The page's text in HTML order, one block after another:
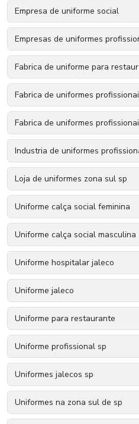
Empresa de uniforme social
Empresas de uniformes
Fabrica de uniforme para
Fabrica de uniformes
Fabrica de uniformes
Industria de uniformes
Loja de uniformes zona sul sp
Uniforme calça social feminina
Uniforme calça social masculina
Uniforme hospitalar jaleco
Uniforme jaleco
Uniforme para restaurante
Uniforme profissional sp
Uniformes jalecos sp
Uniformes na zona sul de sp